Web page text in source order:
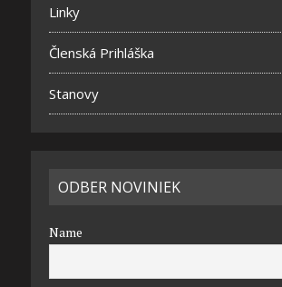
Linky
Členská Prihláška
Stanovy
ODBER NOVINIEK
Name